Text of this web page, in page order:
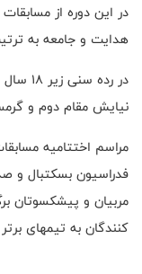
هدایت و جامعه به
در رده سنی زیر ۱۸ سال هم ادرنالین مقام اول
نیایش مقام دوم و
مراسم اختتامیه
فدراسیون بسکتبال و
مربیان و پیشکسوتان
کنندگان به تیمهای